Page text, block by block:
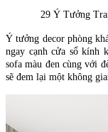
29 Ý Tưởng
Ý tưởng decor phòng
ngay cạnh cửa sổ kính
sofa màu đen cùng với
sẽ đem lại một không